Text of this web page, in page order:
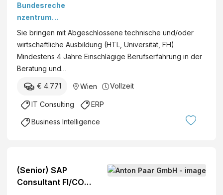
(w/m/d)
FI/CO
Bundesreche
nzentrum
GmbH
Sie bringen mit Abgeschlossene technische und/oder
wirtschaftliche Ausbildung (HTL, Universität, FH)
Mindestens 4 Jahre Einschlägige Berufserfahrung in der
Beratung und…
€ 4.771 Wien Vollzeit
IT Consulting ERP
Business Intelligence
(Senior) SAP
Consultant FI/CO